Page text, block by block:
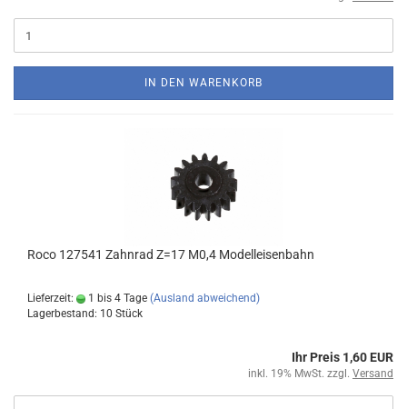
IN DEN WARENKORB
Roco 127541 Zahnrad Z=17 M0,4 Modelleisenbahn
Lieferzeit: 1 bis 4 Tage (Ausland abweichend)
Lagerbestand: 10 Stück
Ihr Preis 1,60 EUR
inkl. 19% MwSt. zzgl. Versand